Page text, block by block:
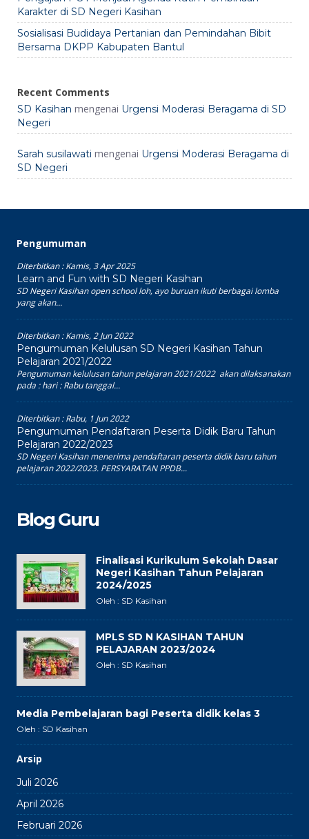
Karakter di SD Negeri Kasihan
Sosialisasi Budidaya Pertanian dan Pemindahan Bibit
Bersama DKPP Kabupaten Bantul
Recent Comments
SD Kasihan mengenai Urgensi Moderasi Beragama di SD
Negeri
Sarah susilawati mengenai Urgensi Moderasi Beragama di
SD Negeri
Pengumuman
Diterbitkan :Kamis, 3 Apr 2025
Learn and Fun with SD Negeri Kasihan
SD Negeri Kasihan open school loh, ayo buruan ikuti berbagai lomba
yang akan...
Diterbitkan :Kamis, 2 Jun 2022
Pengumuman Kelulusan SD Negeri Kasihan Tahun
Pelajaran 2021/2022
Pengumuman kelulusan tahun pelajaran 2021/2022 akan dilaksanakan
pada : hari : Rabu tanggal...
Diterbitkan :Rabu, 1 Jun 2022
Pengumuman Pendaftaran Peserta Didik Baru Tahun
Pelajaran 2022/2023
SD Negeri Kasihan menerima pendaftaran peserta didik baru tahun
pelajaran 2022/2023. PERSYARATAN PPDB...
Blog Guru
Finalisasi Kurikulum Sekolah Dasar
Negeri Kasihan Tahun Pelajaran
2024/2025
Oleh : SD Kasihan
MPLS SD N KASIHAN TAHUN
PELAJARAN 2023/2024
Oleh : SD Kasihan
Media Pembelajaran bagi Peserta didik kelas 3
Oleh : SD Kasihan
Arsip
Juli 2026
April 2026
Februari 2026